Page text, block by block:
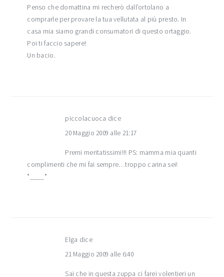
Penso che domattina mi recherò dall’ortolano a
comprarle per provare la tua vellutata al più presto. In
casa mia siamo grandi consumatori di questo ortaggio.
Poi ti faccio sapere!
Un bacio.
piccolacuoca dice
20 Maggio 2009 alle 21:17
Premi meritatissimi!!! PS: mamma mia quanti
complimenti che mi fai sempre…troppo carina sei!
*____*
Elga dice
21 Maggio 2009 alle 6:40
Sai che in questa zuppa ci farei volentieri un